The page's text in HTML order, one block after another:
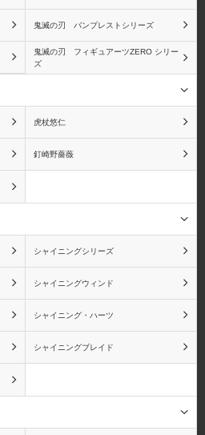
黒ひげ(マーシャル・D・
ティーチ)
エネル
鬼滅の刃 バンプレストシリーズ
鬼滅の刃 フィギュアーツZERO シリー
ズ
虎杖悠仁
釘崎野薔薇
シャイニングシリーズ
シャイニングウィンド
シャイニング・ハーツ
シャイニングブレイド